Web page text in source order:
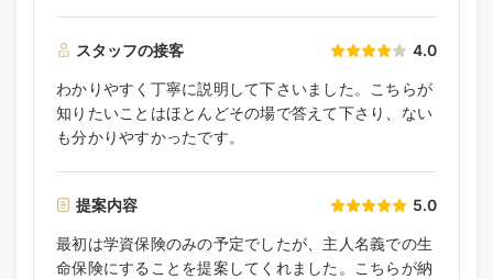
スタッフの接客 4.0
わかりやすく丁寧に説明して下さいました。こちらが
知りたいことはほとんどその場で答えて下さり、ない
も分かりやすかったです。
提案内容 5.0
最初は学資保険のみの予定でしたが、主人名義での生
命保険にすることを提案してくれました。こちらが納